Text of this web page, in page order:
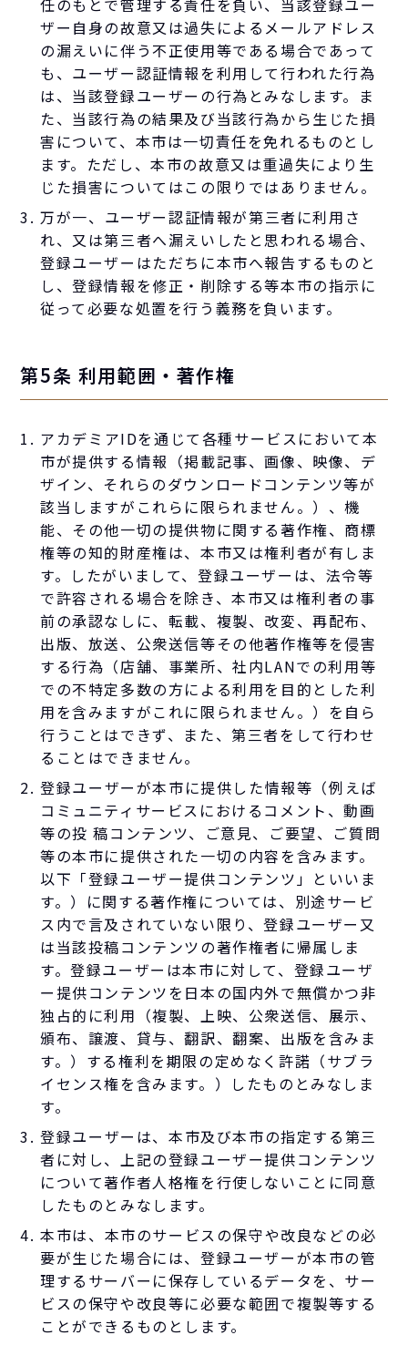
任のもとで管理する責任を負い、当該登録ユー
ザー自身の故意又は過失によるメールアドレス
の漏えいに伴う不正使用等である場合であって
も、ユーザー認証情報を利用して行われた行為
は、当該登録ユーザーの行為とみなします。ま
た、当該行為の結果及び当該行為から生じた損
害について、本市は一切責任を免れるものとし
ます。ただし、本市の故意又は重過失により生
じた損害についてはこの限りではありません。
万が一、ユーザー認証情報が第三者に利用さ
れ、又は第三者へ漏えいしたと思われる場合、
登録ユーザーはただちに本市へ報告するものと
し、登録情報を修正・削除する等本市の指示に
従って必要な処置を行う義務を負います。
第5条 利用範囲・著作権
アカデミアIDを通じて各種サービスにおいて本
市が提供する情報（掲載記事、画像、映像、デ
ザイン、それらのダウンロードコンテンツ等が
該当しますがこれらに限られません。）、機
能、その他一切の提供物に関する著作権、商標
権等の知的財産権は、本市又は権利者が有しま
す。したがいまして、登録ユーザーは、法令等
で許容される場合を除き、本市又は権利者の事
前の承認なしに、転載、複製、改変、再配布、
出版、放送、公衆送信等その他著作権等を侵害
する行為（店舗、事業所、社内LANでの利用等
での不特定多数の方による利用を目的とした利
用を含みますがこれに限られません。）を自ら
行うことはできず、また、第三者をして行わせ
ることはできません。
登録ユーザーが本市に提供した情報等（例えば
コミュニティサービスにおけるコメント、動画
等の投 稿コンテンツ、ご意見、ご要望、ご質問
等の本市に提供された一切の内容を含みます。
以下「登録ユーザー提供コンテンツ」といいま
す。）に関する著作権については、別途サービ
ス内で言及されていない限り、登録ユーザー又
は当該投稿コンテンツの著作権者に帰属しま
す。登録ユーザーは本市に対して、登録ユーザ
ー提供コンテンツを日本の国内外で無償かつ非
独占的に利用（複製、上映、公衆送信、展示、
頒布、譲渡、貸与、翻訳、翻案、出版を含みま
す。）する権利を期限の定めなく許諾（サブラ
イセンス権を含みます。）したものとみなしま
す。
登録ユーザーは、本市及び本市の指定する第三
者に対し、上記の登録ユーザー提供コンテンツ
について著作者人格権を行使しないことに同意
したものとみなします。
本市は、本市のサービスの保守や改良などの必
要が生じた場合には、登録ユーザーが本市の管
理するサーバーに保存しているデータを、サー
ビスの保守や改良等に必要な範囲で複製等する
ことができるものとします。